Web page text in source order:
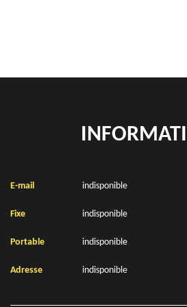
E-mail indisponible
Fixe indisponible
Portable indisponible
Adresse indisponible